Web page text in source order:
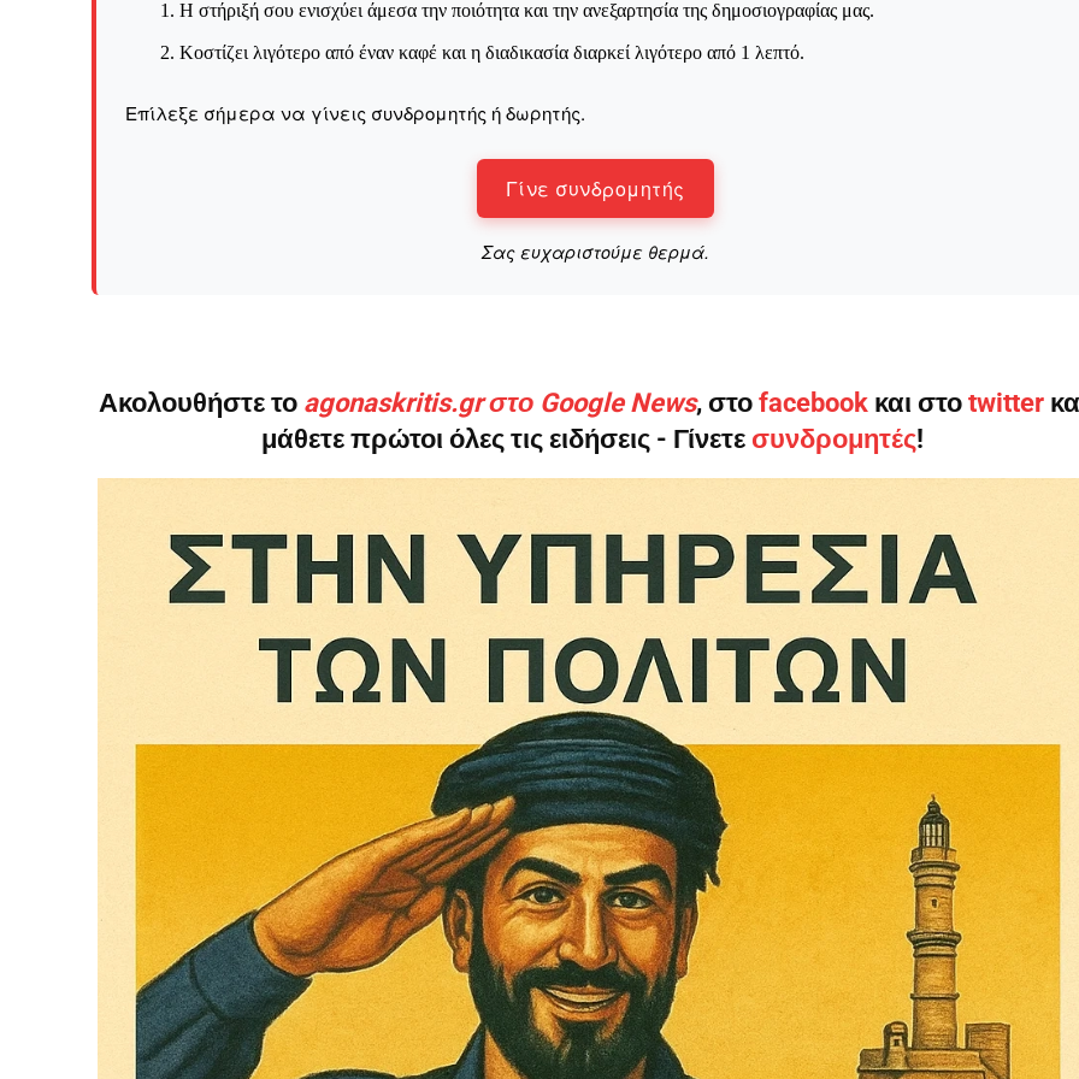
Η στήριξή σου ενισχύει άμεσα την ποιότητα και την ανεξαρτησία της δημοσιογραφίας μας.
Κοστίζει λιγότερο από έναν καφέ και η διαδικασία διαρκεί λιγότερο από 1 λεπτό.
Επίλεξε σήμερα να γίνεις συνδρομητής ή δωρητής.
Γίνε συνδρομητής
Σας ευχαριστούμε θερμά.
Ακολουθήστε το agonaskritis.gr στο Google News, στο facebook και στο twitter
μάθετε πρώτοι όλες τις ειδήσεις - Γίνετε συνδρομητές!